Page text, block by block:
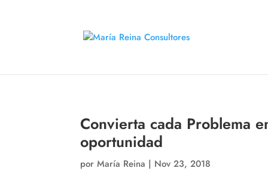
Convierta cada Problema
oportunidad
porMaría Reina | Nov 23, 2018